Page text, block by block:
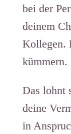
bei der
deinem
Kollegen.
kümmern.
Das lohnt
deine
in